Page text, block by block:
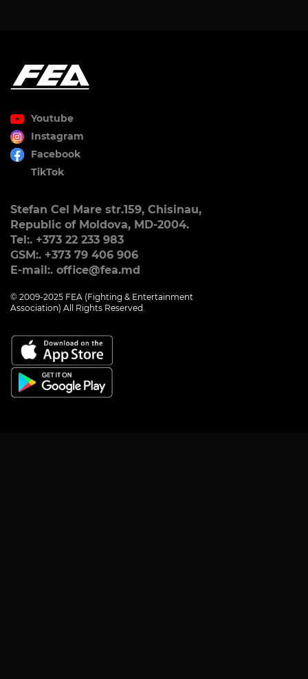
Youtube
Instagram
Facebook
TikTok
Stefan Cel Mare str.159, Chisinau,
Republic of Moldova, MD-2004.
Tel:. +373 22 233 983
GSM:. +373 79 406 906
E-mail:. office@fea.md
© 2009-2025 FEA (Fighting & Entertainment
Association) All Rights Reserved.